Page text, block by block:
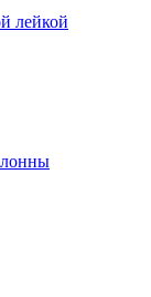
лейкой